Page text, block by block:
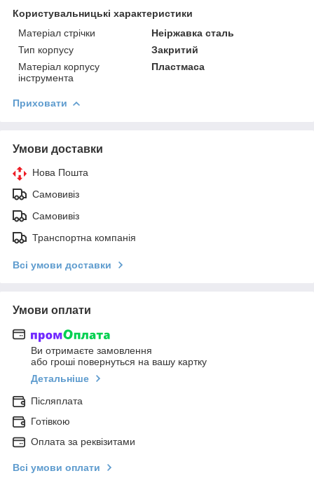
Користувальницькі характеристики
Матеріал стрічки
Неіржавка сталь
Тип корпусу
Закритий
Матеріал корпусу
інструмента
Пластмаса
Приховати
Умови доставки
Нова Пошта
Самовивіз
Самовивіз
Транспортна компанія
Всі умови доставки
Умови оплати
Ви отримаєте замовлення
або гроші повернуться на вашу картку
Детальніше
Післяплата
Готівкою
Оплата за реквізитами
Всі умови оплати